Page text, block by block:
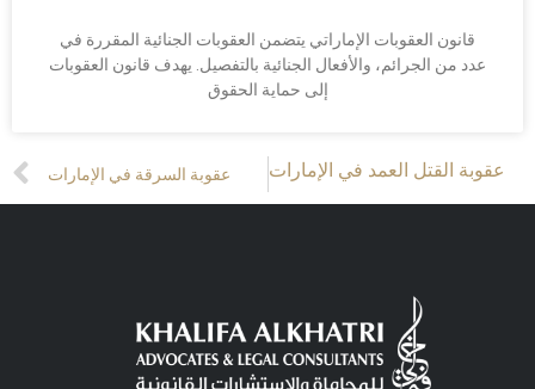
قانون العقوبات الإماراتي يتضمن العقوبات الجنائية المقررة في
عدد من الجرائم، والأفعال الجنائية بالتفصيل. يهدف قانون العقوبات
إلى حماية الحقوق
Prev
عقوبة السرقة في الإمارات عقوبة القتل العمد في الإمارات